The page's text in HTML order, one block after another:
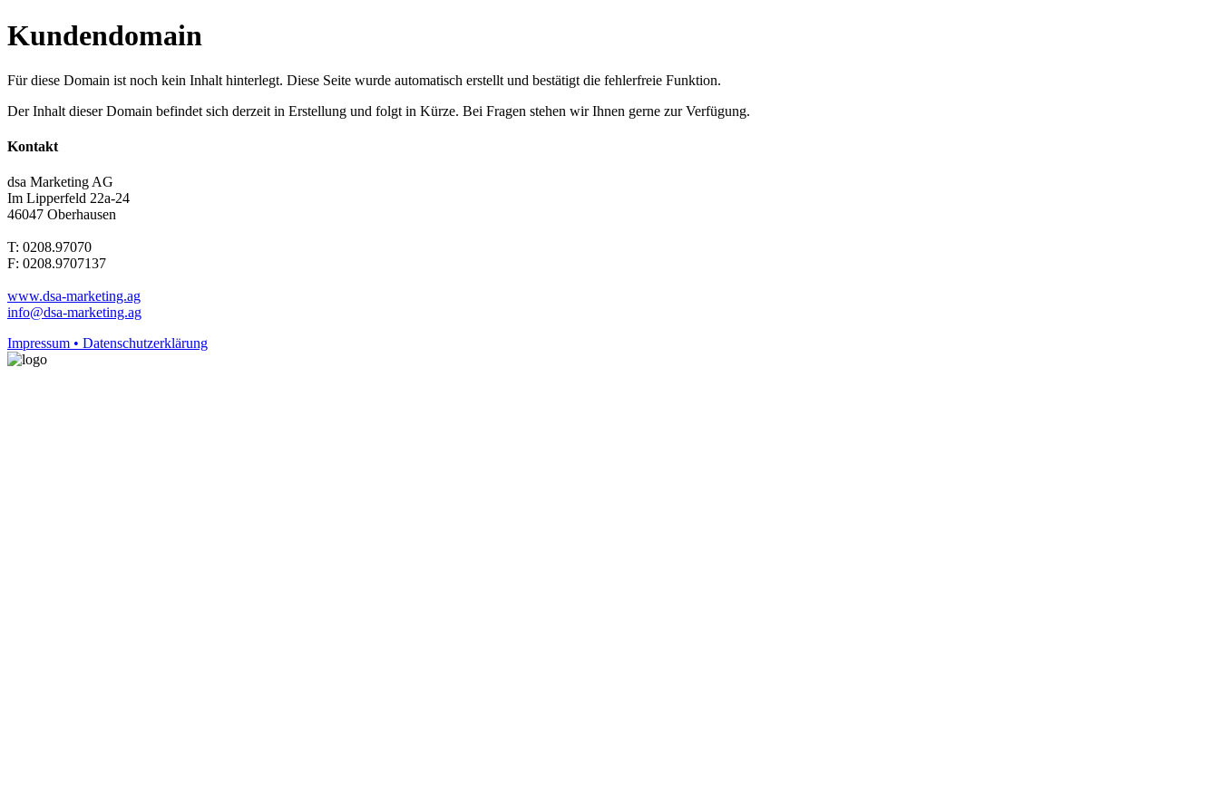
Kundendomain
Für diese Domain ist noch kein Inhalt hinterlegt. Diese Seite wurde automatisch erstellt und bestätigt die fehlerfreie Funktion.
Der Inhalt dieser Domain befindet sich derzeit in Erstellung und folgt in Kürze. Bei Fragen stehen wir Ihnen gerne zur Verfügung.
Kontakt
dsa Marketing AG
Im Lipperfeld 22a-24
46047 Oberhausen
T: 0208.97070
F: 0208.9707137
www.dsa-marketing.ag
info@dsa-marketing.ag
Impressum • Datenschutzerklärung